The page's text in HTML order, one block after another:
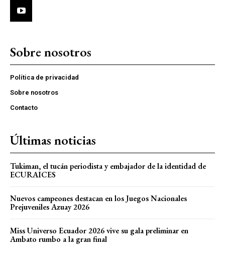
Sobre nosotros
Política de privacidad
Sobre nosotros
Contacto
Últimas noticias
Tukiman, el tucán periodista y embajador de la identidad de
ECURAICES
Nuevos campeones destacan en los Juegos Nacionales
Prejuveniles Azuay 2026
Miss Universo Ecuador 2026 vive su gala preliminar en
Ambato rumbo a la gran final